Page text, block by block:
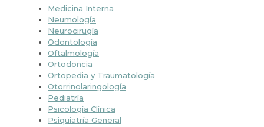
Medicina Interna
Neumología
Neurocirugía
Odontología
Oftalmología
Ortodoncia
Ortopedia y Traumatología
Otorrinolaringología
Pediatría
Psicología Clínica
Psiquiatría General